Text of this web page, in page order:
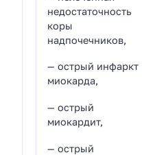
недостаточность
коры
надпочечников,
— острый инфаркт
миокарда,
— острый
миокардит,
— острый